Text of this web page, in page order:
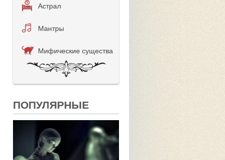
Астрал
Мантры
Мифические существа
ПОПУЛЯРНЫЕ